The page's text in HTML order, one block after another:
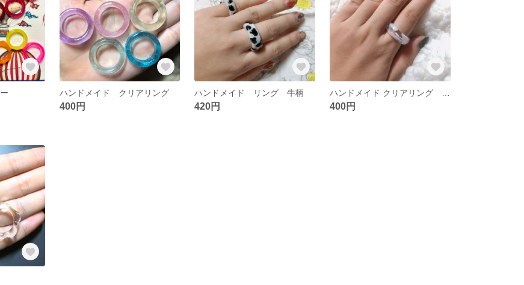
ハンドメイド クリアリング
400円
ハンドメイド リング 牛柄
420円 400円